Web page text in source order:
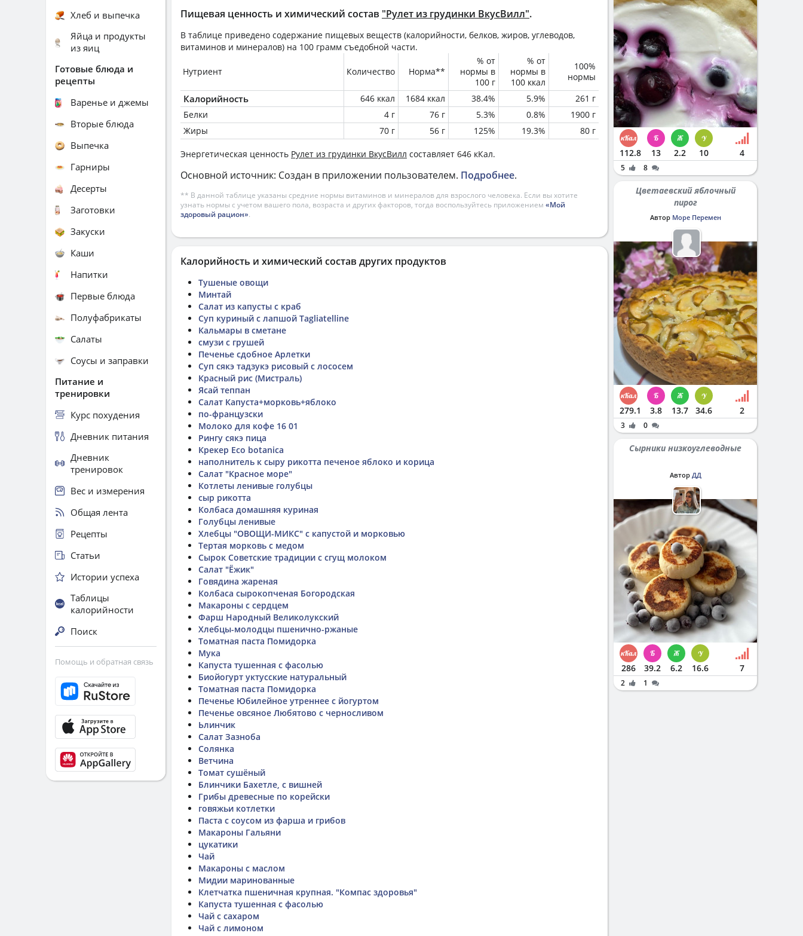
Пищевая ценность и химический состав "Рулет из грудинки ВкусВилл".
В таблице приведено содержание пищевых веществ (калорийности, белков, жиров, углеводов,
витаминов и минералов) на 100 грамм съедобной части.
Нутриент Количество Норма**
% от
нормы в
100 г
% от
нормы в
100 ккал
100%
нормы
Калорийность 646 ккал 1684 ккал 38.4% 5.9%
261 г
Белки
4 г 76 г 5.3% 0.8%
1900 г
Жиры
70 г 56 г 125% 19.3% 80 г
Энергетическая ценность Рулет из грудинки ВкусВилл составляет 646 кКал.
Основной источник: Создан в приложении пользователем. Подробнее.
** В данной таблице указаны средние нормы витаминов и минералов для взрослого человека. Если вы хотите
узнать нормы с учетом вашего пола, возраста и других факторов, тогда воспользуйтесь приложением «Мой
здоровый рацион».
Калорийность и химический состав других продуктов
Тушеные овощи
Минтай
Салат из капусты с краб
Суп куриный с лапшой Tagliatelline
Кальмары в сметане
смузи с грушей
Печенье сдобное Арлетки
Суп сякэ тадзукэ рисовый с лососем
Красный рис (Мистраль)
Ясай теппан
Салат Капуста+морковь+яблоко
по-французски
Молоко для кофе 16 01
Рингу сякэ пица
Крекер Eco botanica
наполнитель к сыру рикотта печеное яблоко и корица
Салат "Красное море"
Котлеты ленивые голубцы
сыр рикотта
Колбаса домашняя куриная
Голубцы ленивые
Хлебцы "ОВОЩИ-МИКС" с капустой и морковью
Тертая морковь с медом
Сырок Советские традиции с сгущ молоком
Салат "Ёжик"
Говядина жареная
Колбаса сырокопченая Богородская
Макароны с сердцем
Фарш Народный Великолукский
Хлебцы-молодцы пшенично-ржаные
Томатная паста Помидорка
Мука
Капуста тушенная с фасолью
Биойогурт уктусские натуральный
Томатная паста Помидорка
Печенье Юбилейное утреннее с йогуртом
Печенье овсяное Любятово с черносливом
Ьлинчик
Салат Зазноба
Солянка
Ветчина
Томат сушёный
Блинчики Бахетле, с вишней
Грибы древесные по корейски
говяжьи котлетки
Паста с соусом из фарша и грибов
Макароны Гальяни
цукатики
Чай
Макароны с маслом
Мидии маринованные
Клетчатка пшеничная крупная. "Компас здоровья"
Капуста тушенная с фасолью
Чай с сахаром
Чай с лимоном
Хлеб и выпечка
Яйца и продукты
из яиц
Готовые блюда и
рецепты
Варенье и джемы
Вторые блюда
Выпечка
Гарниры
Десерты
Заготовки
Закуски
Каши
Напитки
Первые блюда
Полуфабрикаты
Салаты
Соусы и заправки
Питание и
тренировки
Курс похудения
Дневник питания
Дневник
тренировок
Вес и измерения
Общая лента
Рецепты
Статьи
Истории успеха
Таблицы
калорийности
Поиск
Помощь и обратная связь
112.8 13 2.2 10 4
5 8
Цветаевский яблочный
пирог
Автор Море Перемен
279.1 3.8 13.7 34.6 2
3 0
Сырники низкоуглеводные
Автор ДД
286 39.2 6.2 16.6 7
2 1